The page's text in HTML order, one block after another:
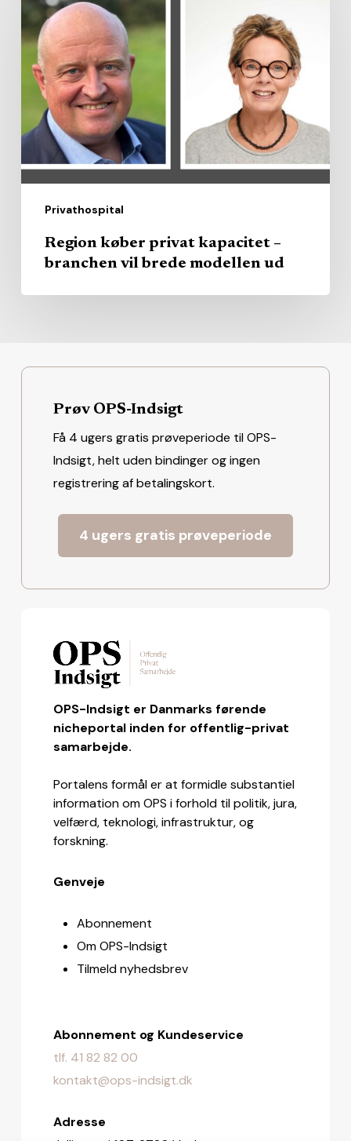
Privathospital
køber
privat
kapacitet
branchen
brede
modellen
Region køber privat kapacitet –
branchen vil brede modellen ud
Prøv OPS-Indsigt
Få 4 ugers gratis prøveperiode til OPS-
Indsigt, helt uden bindinger og ingen
registrering af betalingskort.
4 ugers gratis prøveperiode
OPS-Indsigt er Danmarks førende
nicheportal inden for offentlig-privat
samarbejde.
Portalens formål er at formidle substantiel
information om OPS i forhold til politik, jura,
velfærd, teknologi, infrastruktur, og
forskning.
Genveje
Abonnement
Om OPS-Indsigt
Tilmeld nyhedsbrev
Abonnement og Kundeservice
tlf. 41 82 82 00
kontakt@ops-indsigt.dk
Adresse